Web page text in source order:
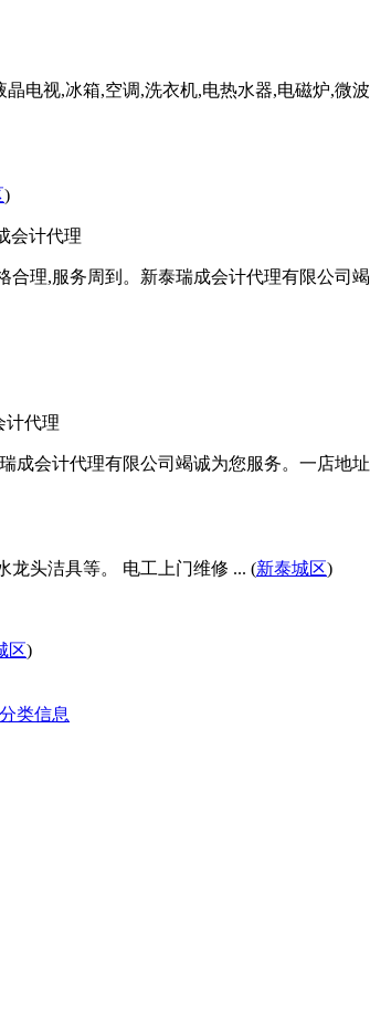
电视,冰箱,空调,洗衣机,电热水器,电磁炉,微
)
会计代理
理,服务周到。新泰瑞成会计代理有限公司
计代理
会计代理有限公司竭诚为您服务。一店地
龙头洁具等。 电工上门维修 ... (新泰城区)
区)
类信息